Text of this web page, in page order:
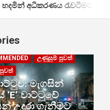
තැත් කළ ප්‍රබල
උණුසුම් පුවත්
මැගසින්
වාට්ටුවේ
උදුරා ගැනීමට